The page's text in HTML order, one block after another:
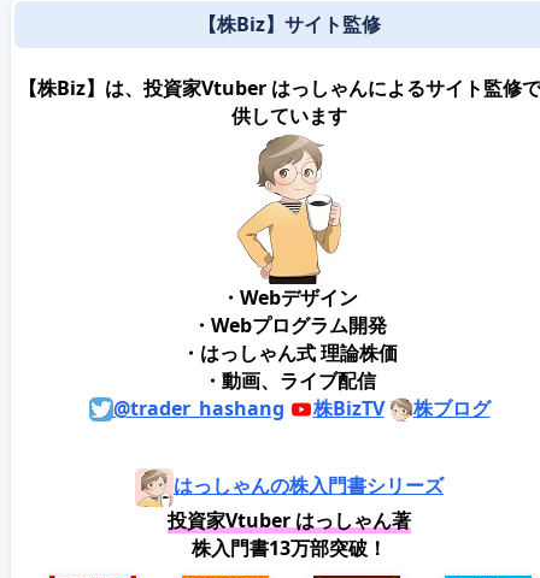
【株Biz】サイト監修
【株Biz】は、投資家Vtuber はっしゃんによるサイト監修
供しています
・Webデザイン
・Webプログラム開発
・はっしゃん式 理論株価
・動画、ライブ配信
@trader_hashang
株BizTV 株ブログ
はっしゃんの株入門書シリーズ
投資家Vtuber はっしゃん著
株入門書13万部突破！